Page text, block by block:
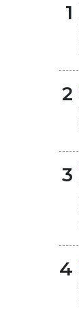
1
2
3
4